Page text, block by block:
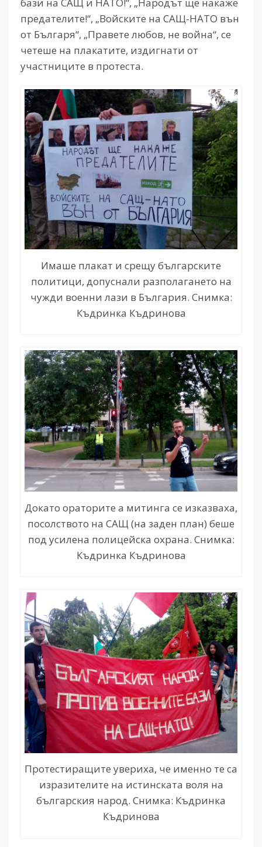
предателите!“, „Войските на САЩ-НАТО вън
от Българя“, „Правете любов, не война“, се
четеше на плакатите, издигнати от
участниците в протеста.
Имаше плакат и срещу българските
политици, допуснали разполагането на
чужди военни лази в България. Снимка:
Къдринка Къдринова
Докато ораторите а митинга се изказваха,
посолството на САЩ (на заден план) беше
под усилена полицейска охрана. Снимка:
Къдринка Къдринова
Протестиращите увериха, че именно те са
изразителите на истинската воля на
българския народ. Снимка: Къдринка
Къдринова